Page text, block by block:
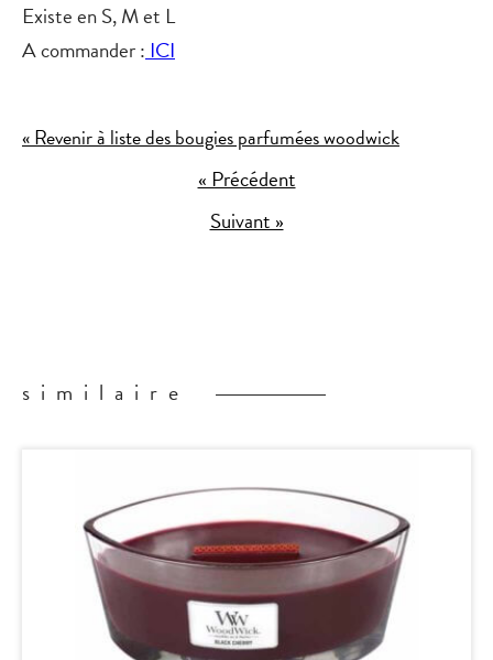
Existe en S, M et L
A commander :ICI
« Revenir à liste des bougies parfumées woodwick
« Précédent
Suivant »
similaire